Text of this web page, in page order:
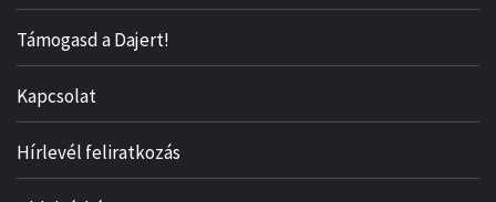
Támogasd a Dajert!
Kapcsolat
Hírlevél feliratkozás